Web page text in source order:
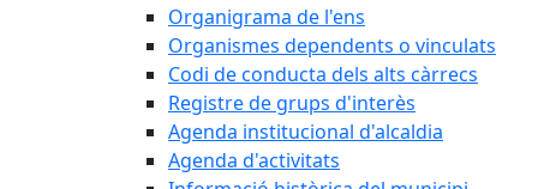
Organigrama de l'ens
Organismes dependents o vinculats
Codi de conducta dels alts càrrecs
Registre de grups d'interès
Agenda institucional d'alcaldia
Agenda d'activitats